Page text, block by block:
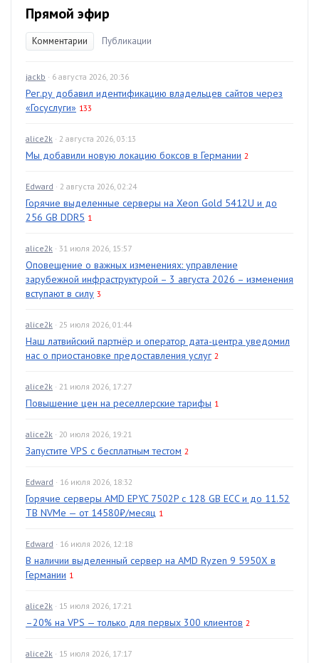
Прямой эфир
Комментарии Публикации
jackb · 6 августа 2026, 20:36
Рег.ру добавил идентификацию владельцев сайтов через
«Госуслуги» 133
alice2k · 2 августа 2026, 03:13
Мы добавили новую локацию боксов в Германии 2
Edward · 2 августа 2026, 02:24
Горячие выделенные серверы на Xeon Gold 5412U и до
256 GB DDR5 1
alice2k · 31 июля 2026, 15:57
Оповещение о важных изменениях: управление
зарубежной инфраструктурой – 3 августа 2026 – изменения
вступают в силу 3
alice2k · 25 июля 2026, 01:44
Наш латвийский партнёр и оператор дата-центра уведомил
нас о приостановке предоставления услуг 2
alice2k · 21 июля 2026, 17:27
Повышение цен на реселлерские тарифы 1
alice2k · 20 июля 2026, 19:21
Запустите VPS с бесплатным тестом 2
Edward · 16 июля 2026, 18:32
Горячие серверы AMD EPYC 7502P с 128 GB ECC и до 11.52
TB NVMe — от 14580₽/месяц 1
Edward · 16 июля 2026, 12:18
В наличии выделенный сервер на AMD Ryzen 9 5950X в
Германии 1
alice2k · 15 июля 2026, 17:21
–20% на VPS — только для первых 300 клиентов 2
alice2k · 15 июля 2026, 17:17